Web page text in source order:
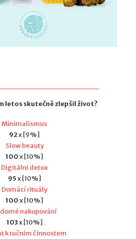
letos skutečně zlepšil život?
Minimalismus
92x [9%]
Slow beauty
100x [10%]
Digitální detox
95x [10%]
Domácí rituály
100x [10%]
nakupování
103x [10%]
k ručním činnostem